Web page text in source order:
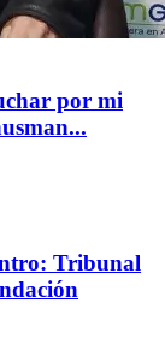
por mi
Tribunal